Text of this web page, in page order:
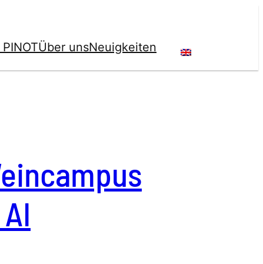
Über unsNeuigkeiten